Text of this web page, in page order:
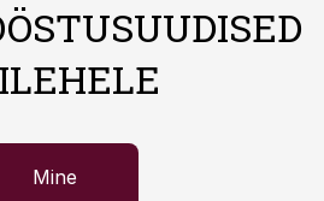
Mine